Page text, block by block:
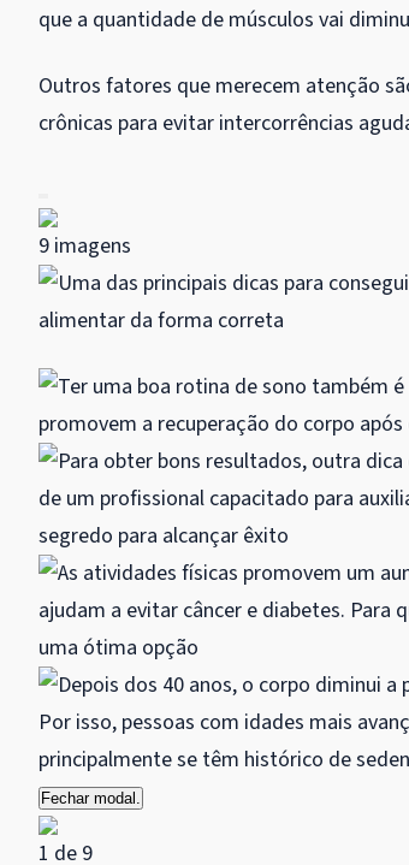
que a quantidade de músculos vai
Outros fatores que merecem atenção
crônicas para evitar intercorrências
9 imagens
Fechar modal.
1 de 9